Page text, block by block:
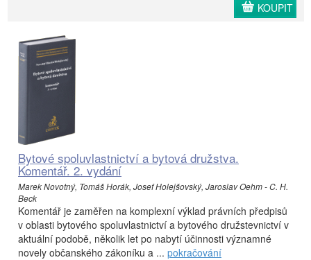
KOUPIT
Bytové spoluvlastnictví a bytová družstva.
Komentář. 2. vydání
Marek Novotný, Tomáš Horák, Josef Holejšovský, Jaroslav Oehm - C. H.
Beck
Komentář je zaměřen na komplexní výklad právních předpisů
v oblasti bytového spoluvlastnictví a bytového družstevnictví v
aktuální podobě, několik let po nabytí účinnosti významné
novely občanského zákoníku a ... pokračování